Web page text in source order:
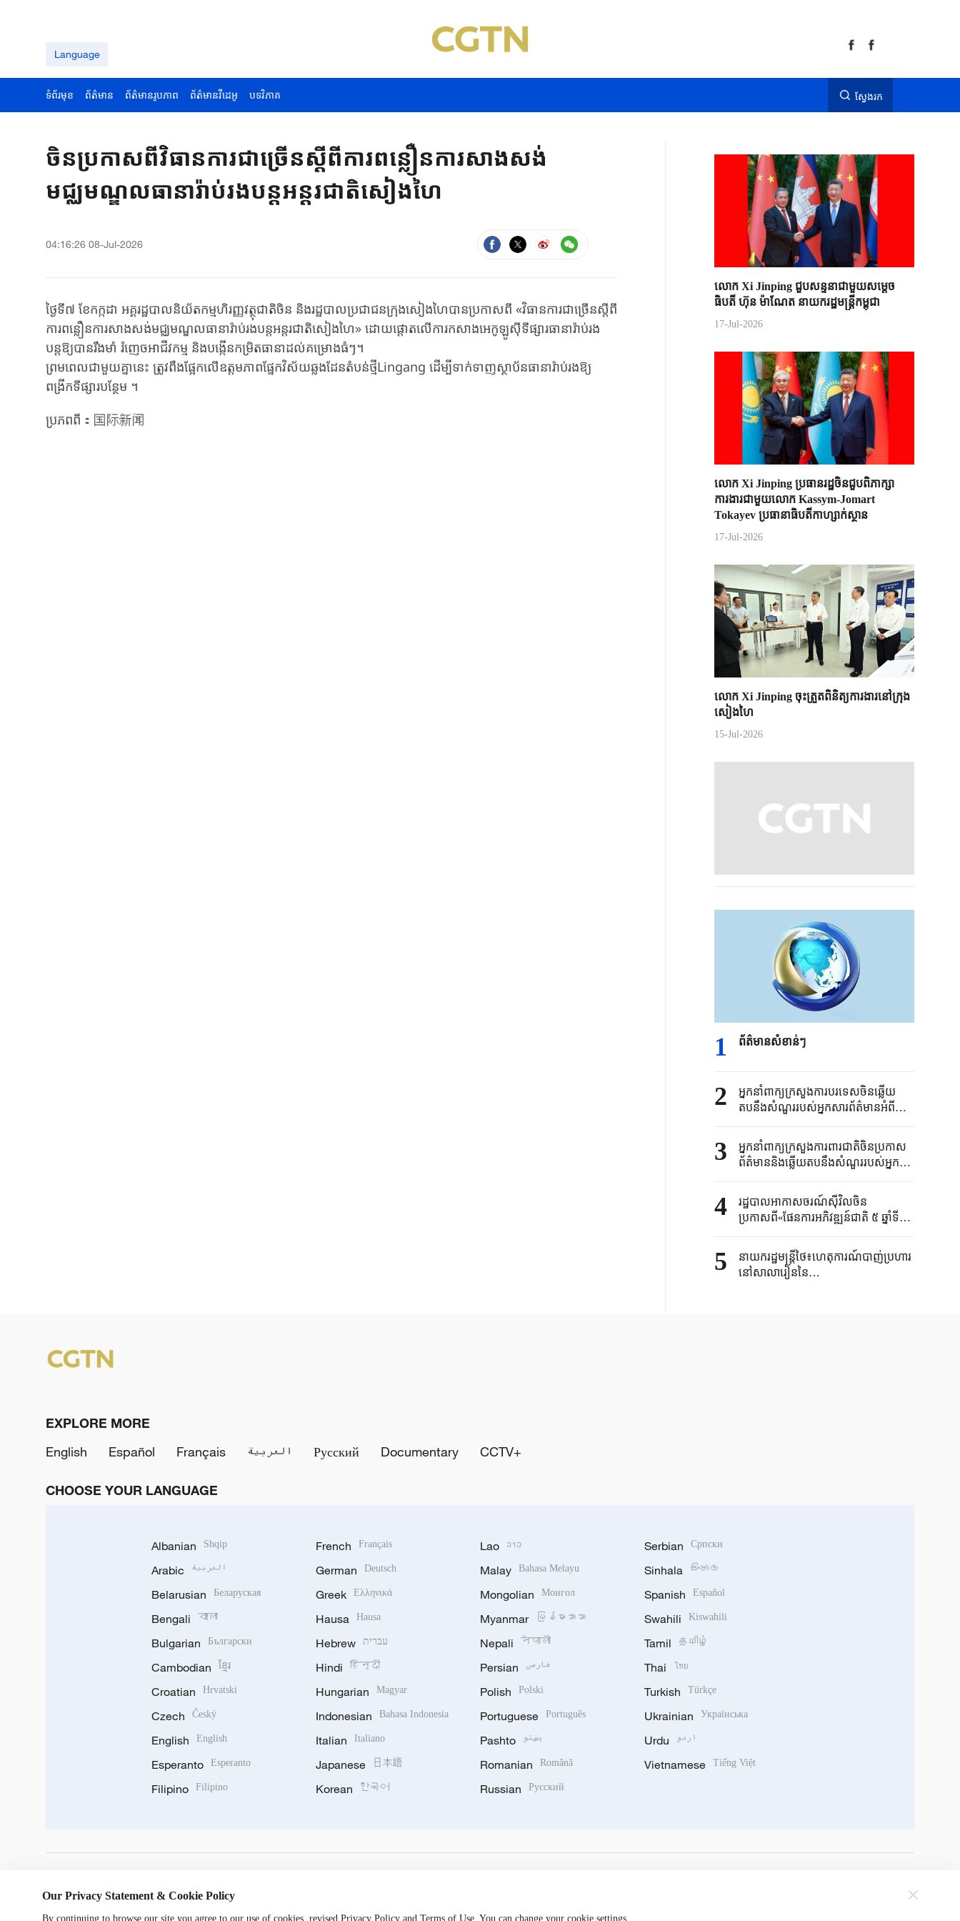
Language
ទំព័រមុខ ព័ត៌មាន ព័ត៌មានរូបភាព ព័ត៌មានវីដេអូ បទវិភាគ ស្វែងរក
ចិនប្រកាសពីវិធានការជាច្រើនស្តីពីការពន្លឿនការសាងសង់
មជ្ឈមណ្ឌលធានារ៉ាប់រងបន្តអន្តរជាតិសៀងហៃ
04:16:26 08-Jul-2026
ថ្ងៃទី៧ ខែកក្កដា អគ្គរដ្ឋបាលនិយ័តកម្មហិរញ្ញវត្ថុជាតិចិន និងរដ្ឋបាលប្រជាជនក្រុងសៀងហៃបានប្រកាសពី «វិធានការជាច្រើនស្តីពី
ការពន្លឿនការសាងសង់មជ្ឈមណ្ឌលធានារ៉ាប់រងបន្តអន្តរជាតិសៀងហៃ» ដោយផ្តោតលើការកសាងអេកូឡូស៊ីទីផ្សារធានារ៉ាប់រង
បន្តឱ្យបានរឹងមាំ រំញេចអាជីវកម្ម និងបង្កើនកម្រិតធានាដល់គម្រោងធំៗ។
ព្រមពេលជាមួយគ្នានេះ ត្រូវពឹងផ្អែកលើឧត្តមភាពផ្នែកវិស័យឆ្លងដែនតំបន់ថ្មីLin​gang ដើម្បីទាក់ទាញស្ថាប័នធានារ៉ាប់រងឱ្យ
ពង្រីកទីផ្សារបន្ថែម ។
ប្រភពពី：国际新闻
លោក Xi Jinping ជួបសន្ទនាជាមួយសម្តេច
ធិបតី ហ៊ុន ម៉ាណែត នាយករដ្ឋមន្ត្រីកម្ពុជា
17-Jul-2026
លោក Xi Jinping ប្រធានរដ្ឋចិន​ជួបពិភាក្សា​
ការងារជាមួយ​លោក Kassym-Jomart ​
Tokayev ​ប្រធានាធិបតី​កាហ្សាក់ស្ថាន​
17-Jul-2026
លោក Xi Jinping ចុះត្រួតពិនិត្យការងារនៅក្រុង
សៀងហៃ
15-Jul-2026
1 ព័ត៌មានសំខាន់ៗ​
2
អ្នកនាំពាក្យ​ក្រសួង​ការបរទេសចិន​ឆ្លើយ
តបនឹង​សំណួរ​របស់​អ្នកសារព័ត៌មាន​អំពី​
ជំហរ​ប្រ​ឆាំង​នុយក្លេអ៊ែរ​ដ៏ច្បាស់លាស់នៃ​ក្តី​
បំណងប្រជាជន​សំខាន់ៗ​របស់ជប៉ុន​
3
អ្នកនាំពាក្យក្រសួងការពារជាតិចិនប្រកាស
ព័ត៌មាននិងឆ្លើយតបនឹងសំណួររបស់អ្នក
សារព័ត៌មានអំពីបញ្ហាពាក់ព័ន្ធវិស័យ
យោធានាពេលថ្មីៗនេះ
4
រដ្ឋបាលអាកាសចរណ៍ស៊ីវិលចិន
ប្រកាសពី«ផែនការអភិវឌ្ឍន៍ជាតិ ៥ ឆ្នាំទី
១៥ ស្តីពីការអភិវឌ្ឍអាកាសចរណ៍ស៊ីវិល»
5
នាយករដ្ឋមន្ត្រីថៃ៖ហេតុការណ៍បាញ់ប្រហារ
នៅសាលារៀននៃ
EXPLORE MORE
English
Español Français العربية Русский Documentary CCTV+
CHOOSE YOUR LANGUAGE
Albanian Shqip
Arabic العربية
Belarusian Беларуская
Bengali বাংলা
Bulgarian Български
Cambodian ខ្មែរ
Croatian Hrvatski
Czech Český
English English
Esperanto Esperanto
Filipino Filipino
French Français
German Deutsch
Greek Ελληνικά
Hausa Hausa
Hebrew עברית
Hindi हिन्दी
Hungarian Magyar
Indonesian Bahasa Indonesia
Italian Italiano
Japanese 日本語
Korean 한국어
Lao ລາວ
Malay Bahasa Melayu
Mongolian Монгол
Myanmar မြန်မာဘာသာ
Nepali नेपाली
Persian فارسی
Polish Polski
Portuguese Português
Pashto پښتو
Romanian Română
Russian Русский
Serbian Српски
Sinhala සිංහල
Spanish Español
Swahili Kiswahili
Tamil தமிழ்
Thai ไทย
Turkish Türkçe
Ukrainian Українська
Urdu اردو
Vietnamese Tiếng Việt
Our Privacy Statement & Cookie Policy
By continuing to browse our site you agree to our use of cookies, revised Privacy Policy and Terms of Use. You can change your cookie settings